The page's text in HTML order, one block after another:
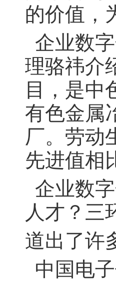
的价值，
企业数
理骆祎介
目，是中
有色金属
厂。劳动
先进值相
企业数
人才？ 三
道出了许
中国电